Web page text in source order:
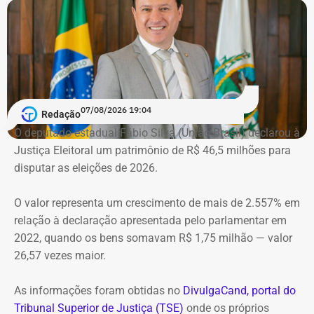
nas investigações da Operação Favorito, que apurou um
esquema de desvios de recursos públicos durante a
pandemia de Covid-19. Conforme a denúncia do MP, uma
empresa ligada ao empresário teria sido utilizada em
movimentações financeiras investigadas no caso.
Declaração de bens do deputado Rafael Nobre em 2022 — Foto:
Reprodução/Divulgacand
vale originalmente — Foto: REprodução/Google Maps.
O apartamento que vai à leilão fica na Avenida Pasteu e
tem cerca de 101 metros quadrados. O imóvel se
Baía de Guanabara.
Redação07/08/2026 19:04
O deputado estadual Fábio Silva (União Brasil) declarou à
Justiça Eleitoral um patrimônio de R$ 46,5 milhões para
disputar as eleições de 2026.
O valor representa um crescimento de mais de 2.557% em
relação à declaração apresentada pelo parlamentar em
2022, quando os bens somavam R$ 1,75 milhão — valor
26,57 vezes maior.
As informações foram obtidas no DivulgaCand, portal do
Tribunal Superior de Justiça (TSE) onde os próprios